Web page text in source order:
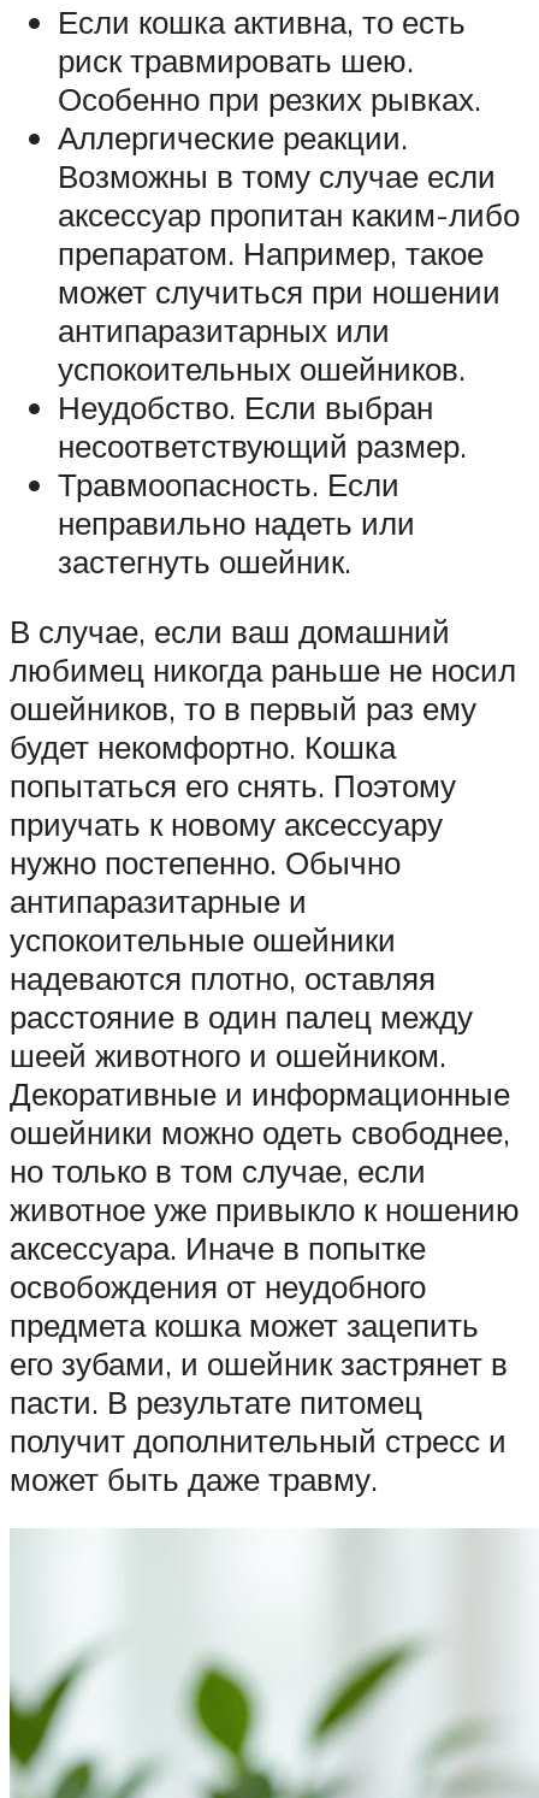
Если кошка активна, то есть
риск травмировать шею.
Особенно при резких рывках.
Аллергические реакции.
Возможны в тому случае если
аксессуар пропитан каким-либо
препаратом. Например, такое
может случиться при ношении
антипаразитарных или
успокоительных ошейников.
Неудобство. Если выбран
несоответствующий размер.
Травмоопасность. Если
неправильно надеть или
застегнуть ошейник.
В случае, если ваш домашний
любимец никогда раньше не носил
ошейников, то в первый раз ему
будет некомфортно. Кошка
попытаться его снять. Поэтому
приучать к новому аксессуару
нужно постепенно. Обычно
антипаразитарные и
успокоительные ошейники
надеваются плотно, оставляя
расстояние в один палец между
шеей животного и ошейником.
Декоративные и информационные
ошейники можно одеть свободнее,
но только в том случае, если
животное уже привыкло к ношению
аксессуара. Иначе в попытке
освобождения от неудобного
предмета кошка может зацепить
его зубами, и ошейник застрянет в
пасти. В результате питомец
получит дополнительный стресс и
может быть даже травму.